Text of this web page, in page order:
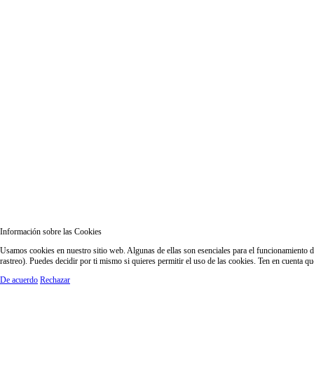
Información sobre las Cookies
Usamos cookies en nuestro sitio web. Algunas de ellas son esenciales para el
rastreo). Puedes decidir por ti mismo si quieres permitir el uso de las cookies. Ten en cuenta
De acuerdo Rechazar